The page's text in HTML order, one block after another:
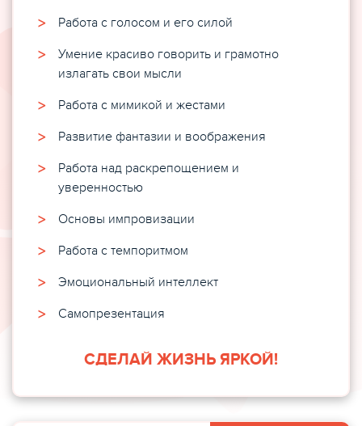
Работа с голосом и его силой
Умение красиво говорить и грамотно
излагать свои мысли
Работа с мимикой и жестами
Развитие фантазии и воображения
Работа над раскрепощением и
уверенностью
Основы импровизации
Работа с темпоритмом
Эмоциональный интеллект
Самопрезентация
СДЕЛАЙ ЖИЗНЬ ЯРКОЙ!